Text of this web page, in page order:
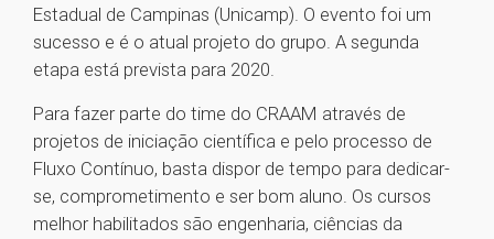
Estadual de Campinas (Unicamp). O evento foi um
sucesso e é o atual projeto do grupo. A segunda
etapa está prevista para 2020.
Para fazer parte do time do CRAAM através de
projetos de iniciação científica e pelo processo de
Fluxo Contínuo, basta dispor de tempo para dedicar-
se, comprometimento e ser bom aluno. Os cursos
melhor habilitados são engenharia, ciências da